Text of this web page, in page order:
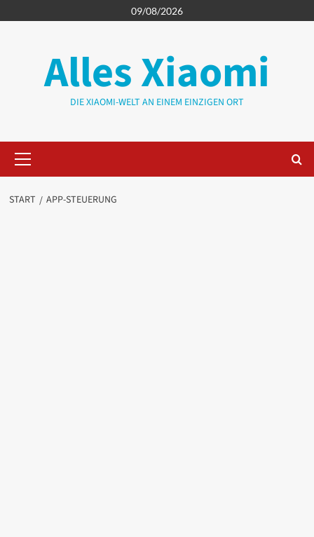
Inhalt
09/08/2026
Alles Xiaomi
DIE XIAOMI-WELT AN EINEM EINZIGEN ORT
Menü
START APP-STEUERUNG